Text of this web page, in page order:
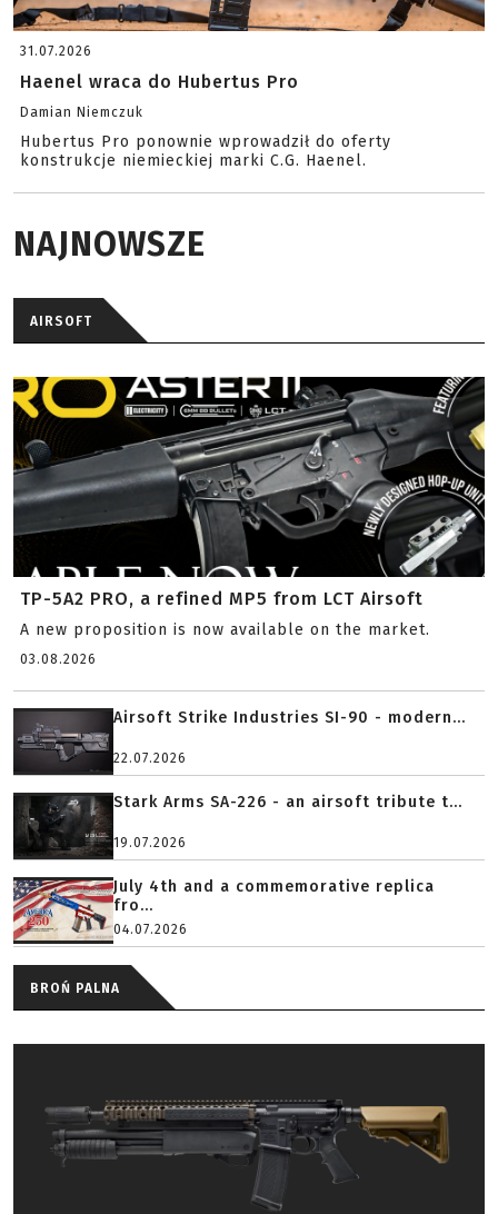
31.07.2026
Haenel wraca do Hubertus Pro
Damian Niemczuk
Hubertus Pro ponownie wprowadził do oferty
konstrukcje niemieckiej marki C.G. Haenel.
NAJNOWSZE
AIRSOFT
TP-5A2 PRO, a refined MP5 from LCT Airsoft
A new proposition is now available on the market.
03.08.2026
Airsoft Strike Industries SI-90 - modern...
22.07.2026
Stark Arms SA-226 - an airsoft tribute t...
19.07.2026
July 4th and a commemorative replica
fro...
04.07.2026
BROŃ PALNA